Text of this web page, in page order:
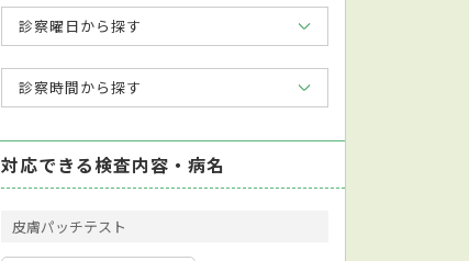
診察曜日から探す
診察時間から探す
対応できる検査内容・病名
皮膚パッチテスト